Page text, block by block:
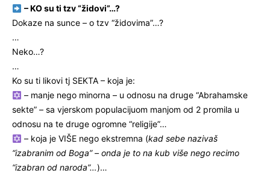
– KO su ti tzv “židovi”…?
Dokaze na sunce – o tzv “židovima”…?
…
Neko…?
…
Ko su ti likovi tj SEKTA – koja je:
– manje nego minorna – u odnosu na druge “Abrahamske
sekte” – sa vjerskom populacijuom manjom od 2 promila u
odnosu na te druge ogromne “religije”…
– koja je VIŠE nego ekstremna (kad sebe nazivaš
“izabranim od Boga” – onda je to na kub više nego recimo
“izabran od naroda”…)…